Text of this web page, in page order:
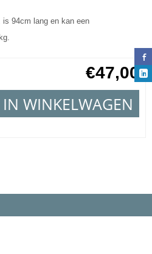
is 94cm lang en kan een
€47,00
IN WINKELWAGEN